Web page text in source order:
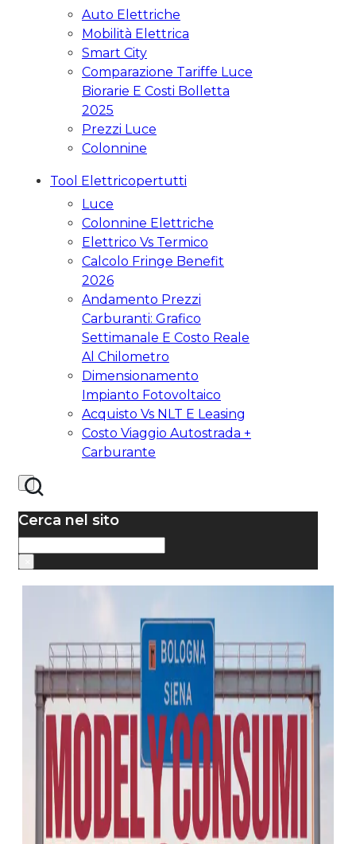
Auto Elettriche
Mobilità Elettrica
Smart City
Comparazione Tariffe Luce
Biorarie E Costi Bolletta
2025
Prezzi Luce
Colonnine
Tool Elettricopertutti
Luce
Colonnine Elettriche
Elettrico Vs Termico
Calcolo Fringe Benefit
2026
Andamento Prezzi
Carburanti: Grafico
Settimanale E Costo Reale
Al Chilometro
Dimensionamento
Impianto Fotovoltaico
Acquisto Vs NLT E Leasing
Costo Viaggio Autostrada +
Carburante
Cerca nel sito